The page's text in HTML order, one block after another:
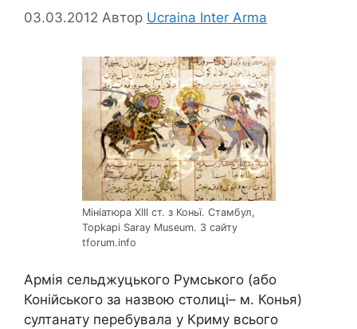
03.03.2012 Автор Ucraina Inter Arma
Мініатюра XIII ст. з Коньї. Стамбул,
Topkapi Saray Museum. З сайту
tforum.info
Армія сельджуцького Румського (або
Конійського за назвою столиці– м. Конья)
султанату перебувала у Криму всього